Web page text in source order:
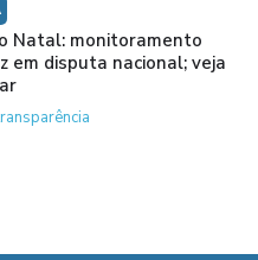
Natal: monitoramento
em disputa nacional; veja